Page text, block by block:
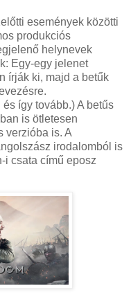
események közötti
produkciós
helynevek
Egy-egy jelenet
írják ki, majd a betűk
így tovább.) A betűs
is ötletesen
verzióba is. A
irodalomból is
i csata című eposz